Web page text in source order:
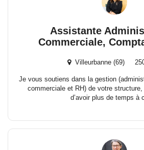
Assistante
Commerciale,
Villeurbanne (69)
Je vous soutiens dans la gestion
commerciale et RH) de votre
d’avoir plus de temps à